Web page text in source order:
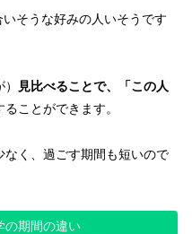
そうな好みの人いそうです
見比べることで、「この人
ることができます。
なく、過ごす期間も短いので
の期間の違い